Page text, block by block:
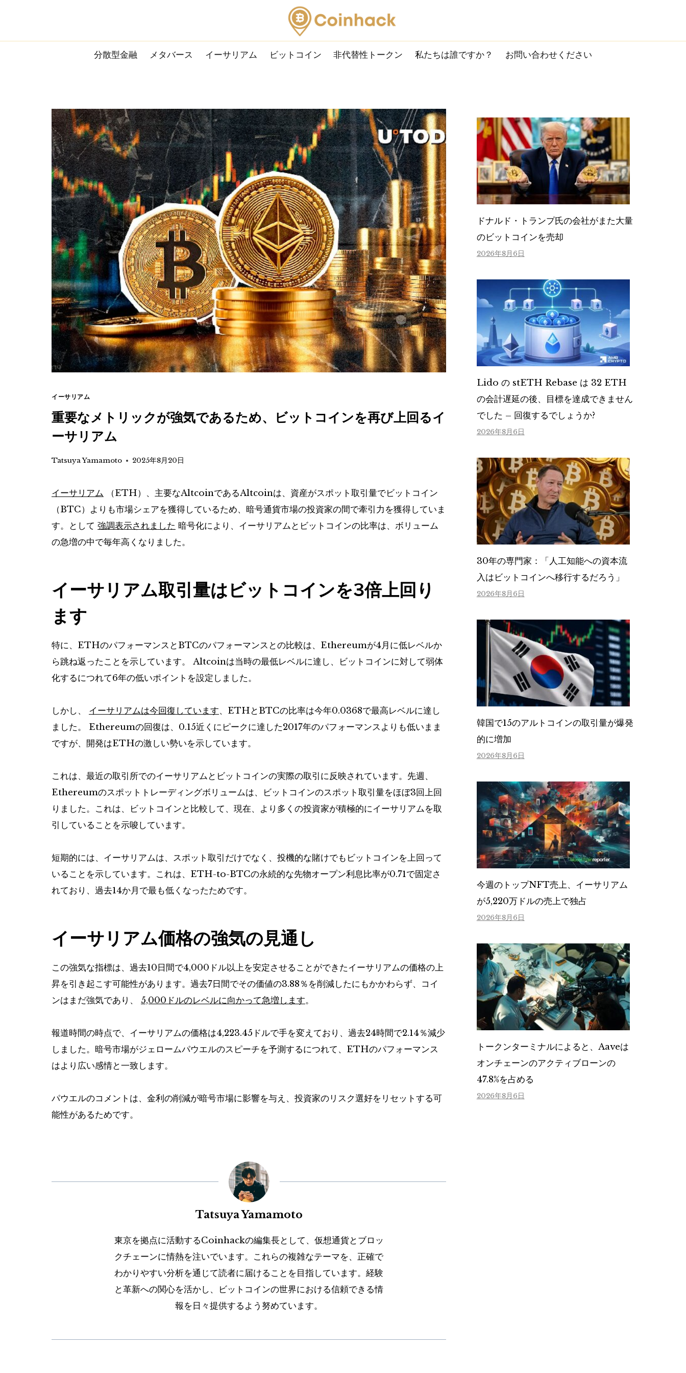
content
分散型金融 メタバース イーサリアム ビットコイン 非代替性トークン 私たちは誰ですか？ お問い合わせください
イーサリアム
重要なメトリックが強気であるため、ビットコインを再び上回るイ
ーサリアム
Tatsuya Yamamoto 2025年8月20日
イーサリアム （ETH）、主要なAltcoinであるAltcoinは、資産がスポット取引量でビットコイン
（BTC）よりも市場シェアを獲得しているため、暗号通貨市場の投資家の間で牽引力を獲得していま
す。として 強調表示されました 暗号化により、イーサリアムとビットコインの比率は、ボリューム
の急増の中で毎年高くなりました。
イーサリアム取引量はビットコインを3倍上回り
ます
特に、ETHのパフォーマンスとBTCのパフォーマンスとの比較は、Ethereumが4月に低レベルか
ら跳ね返ったことを示しています。 Altcoinは当時の最低レベルに達し、ビットコインに対して弱体
化するにつれて6年の低いポイントを設定しました。
しかし、 イーサリアムは今回復しています、ETHとBTCの比率は今年0.0368で最高レベルに達し
ました。 Ethereumの回復は、0.15近くにピークに達した2017年のパフォーマンスよりも低いまま
ですが、開発はETHの激しい勢いを示しています。
これは、最近の取引所でのイーサリアムとビットコインの実際の取引に反映されています。先週、
Ethereumのスポットトレーディングボリュームは、ビットコインのスポット取引量をほぼ3回上回
りました。これは、ビットコインと比較して、現在、より多くの投資家が積極的にイーサリアムを取
引していることを示唆しています。
短期的には、イーサリアムは、スポット取引だけでなく、投機的な賭けでもビットコインを上回って
いることを示しています。これは、ETH-to-BTCの永続的な先物オープン利息比率が0.71で固定さ
れており、過去14か月で最も低くなったためです。
イーサリアム価格の強気の見通し
この強気な指標は、過去10日間で4,000ドル以上を安定させることができたイーサリアムの価格の上
昇を引き起こす可能性があります。過去7日間でその価値の3.88％を削減したにもかかわらず、コイ
ンはまだ強気であり、 5,000ドルのレベルに向かって急増します。
報道時間の時点で、イーサリアムの価格は4,223.45ドルで手を変えており、過去24時間で2.14％減少
しました。暗号市場がジェロームパウエルのスピーチを予測するにつれて、ETHのパフォーマンス
はより広い感情と一致します。
パウエルのコメントは、金利の削減が暗号市場に影響を与え、投資家のリスク選好をリセットする可
能性があるためです。
Tatsuya Yamamoto
東京を拠点に活動するCoinhackの編集長として、仮想通貨とブロッ
クチェーンに情熱を注いでいます。これらの複雑なテーマを、正確で
わかりやすい分析を通じて読者に届けることを目指しています。経験
と革新への関心を活かし、ビットコインの世界における信頼できる情
報を日々提供するよう努めています。
ドナルド・トランプ氏の会社がまた大量
のビットコインを売却
2026年8月6日
Lido の stETH Rebase は 32 ETH
の会計遅延の後、目標を達成できません
でした – 回復するでしょうか?
2026年8月6日
30年の専門家：「人工知能への資本流
入はビットコインへ移行するだろう」
2026年8月6日
韓国で15のアルトコインの取引量が爆発
的に増加
2026年8月6日
今週のトップNFT売上、イーサリアム
が5,220万ドルの売上で独占
2026年8月6日
トークンターミナルによると、Aaveは
オンチェーンのアクティブローンの
47.8%を占める
2026年8月6日